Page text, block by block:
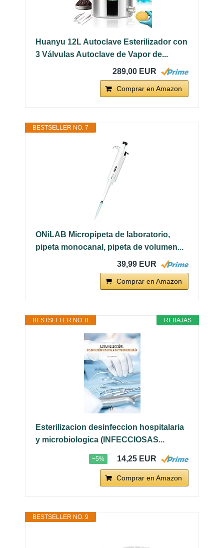
Huanyu 12L Autoclave Esterilizador con
3 Válvulas Autoclave de Vapor de...
289,00 EUR
Comprar en Amazon
BESTSELLER NO. 7
ONiLAB Micropipeta de laboratorio,
pipeta monocanal, pipeta de volumen...
39,99 EUR
Comprar en Amazon
REBAJAS
BESTSELLER NO. 8
Esterilizacion desinfeccion hospitalaria
y microbiologica (INFECCIOSAS...
−5% 14,25 EUR
Comprar en Amazon
BESTSELLER NO. 9